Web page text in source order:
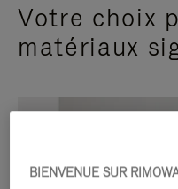
Votre choix
matériaux
BIENVENUE SUR